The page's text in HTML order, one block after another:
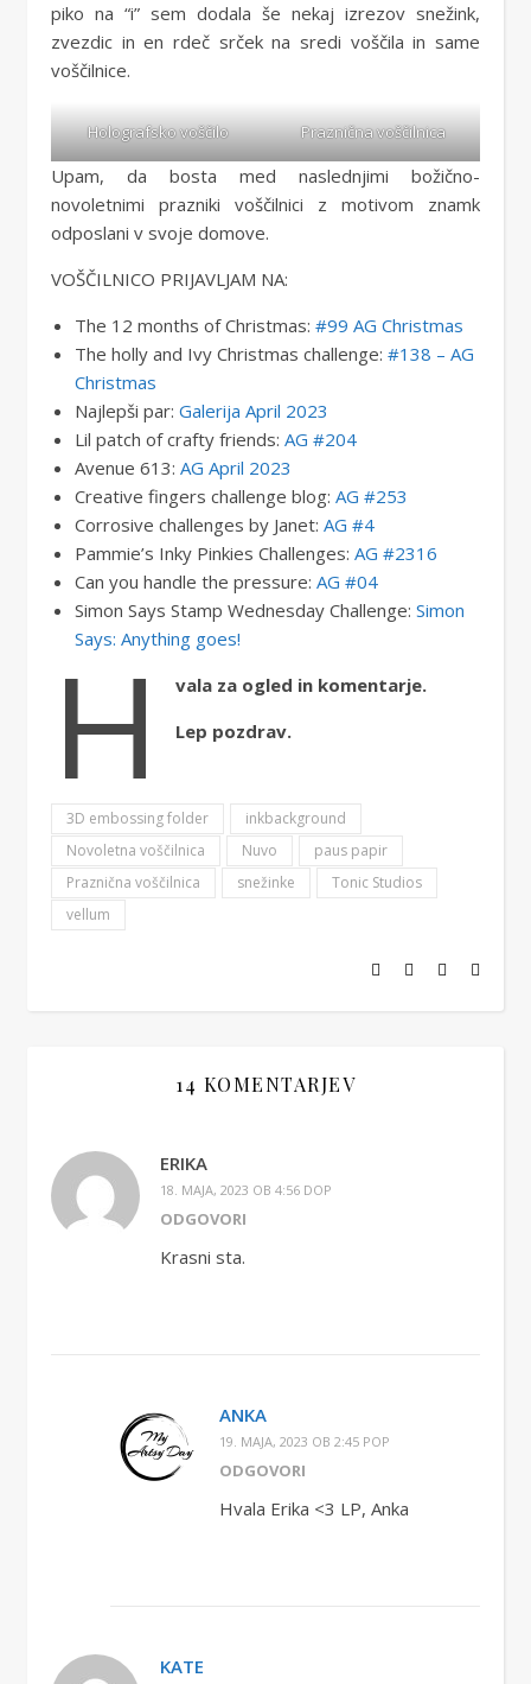
piko na “i” sem dodala še nekaj izrezov snežink,
zvezdic in en rdeč srček na sredi voščila in same
voščilnice.
Holografsko voščilo Praznična voščilnica
Upam, da bosta med naslednjimi božično-
novoletnimi prazniki voščilnici z motivom znamk
odposlani v svoje domove.
VOŠČILNICO PRIJAVLJAM NA:
The 12 months of Christmas: #99 AG Christmas
The holly and Ivy Christmas challenge: #138 – AG
Christmas
Najlepši par: Galerija April 2023
Lil patch of crafty friends: AG #204
Avenue 613: ​​ AG April 2023
Creative fingers challenge blog: AG #253
Corrosive challenges by Janet: AG #4
Pammie’s Inky Pinkies Challenges: AG #2316
Can you handle the pressure: AG #04
Simon Says Stamp Wednesday Challenge: Simon
Says: Anything goes!
H
vala za ogled in komentarje.
Lep pozdrav.
3D embossing folder
inkbackground
Novoletna voščilnica
Nuvo
paus papir
Praznična voščilnica
snežinke
Tonic Studios
vellum
14 KOMENTARJEV
ERIKA
18. MAJA, 2023 OB 4:56 DOP
ODGOVORI
Krasni sta.
ANKA
19. MAJA, 2023 OB 2:45 POP
ODGOVORI
Hvala Erika <3 LP, Anka
KATE